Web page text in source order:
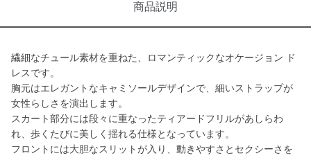
商品説明
繊細なチュール素材を重ねた、ロマンティックなオケージョン ド
レスです。
胸元はエレガントなキャミソールデザインで、細いストラップが
女性らしさを演出します。
スカート部分には段々に重なったティアードフリルがあしらわ
れ、歩くたびに美しく揺れる仕様となっています。
フロントには大胆なスリットが入り、動きやすさとセクシーさを